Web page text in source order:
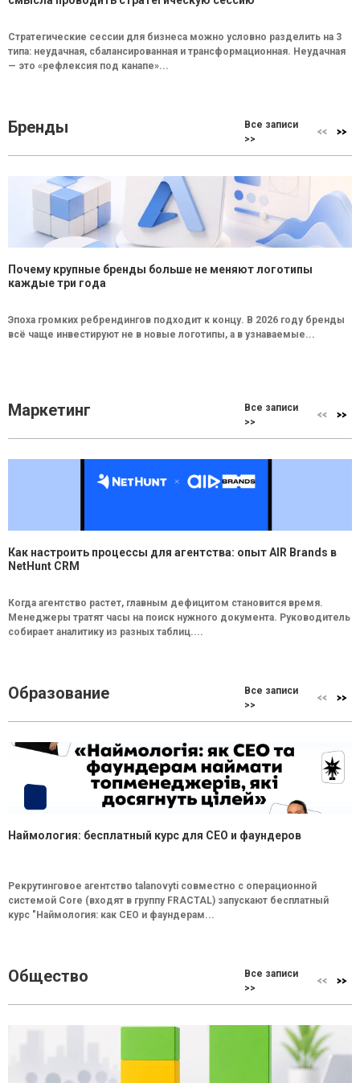
Стратегические сессии для бизнеса можно условно разделить на 3
типа: неудачная, сбалансированная и трансформационная. Неудачная
— это «рефлексия под канапе»...
Бренды
Все записи
>>
Почему крупные бренды больше не меняют логотипы
каждые три года
Эпоха громких ребрендингов подходит к концу. В 2026 году бренды
всё чаще инвестируют не в новые логотипы, а в узнаваемые...
Маркетинг
Все записи
>>
Как настроить процессы для агентства: опыт AIR Brands в
NetHunt CRM
Когда агентство растет, главным дефицитом становится время.
Менеджеры тратят часы на поиск нужного документа. Руководитель
собирает аналитику из разных таблиц....
Образование
Все записи
>>
Наймология: бесплатный курс для CEO и фаундеров
Рекрутинговое агентство talanovyti совместно с операционной
системой Core (входят в группу FRACTAL) запускают бесплатный
курс "Наймология: как СEO и фаундерам...
Общество
Все записи
>>